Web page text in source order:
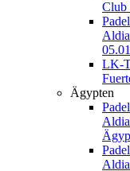
Club
LK-
Ägypten